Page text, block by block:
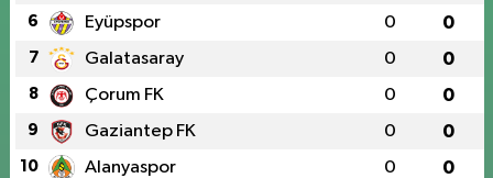
6 Eyüpspor 0 0
7 Galatasaray 0 0
8 Çorum FK 0 0
9 Gaziantep FK 0 0
10 Alanyaspor 0 0